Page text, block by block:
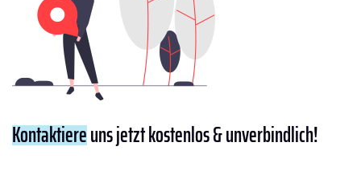
Kontaktiereuns jetzt kostenlos & unverbindlich!